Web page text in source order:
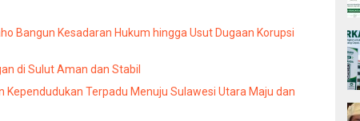
Bangun Kesadaran Hukum hingga Usut Dugaan Korupsi
di Sulut Aman dan Stabil
Terpadu Menuju Sulawesi Utara Maju dan